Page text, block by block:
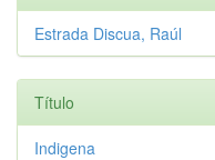
Estrada Discua, Raúl
Título
Indigena